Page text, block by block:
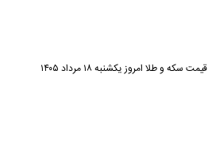
قیمت سکه و طلا امروز یکشنبه ۱۸ مرداد ۱۴۰۵